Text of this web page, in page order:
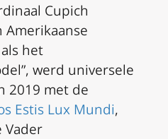
Cupich
Amerikaanse
het
werd universele
2019 met de
Estis Lux Mundi,
Vader